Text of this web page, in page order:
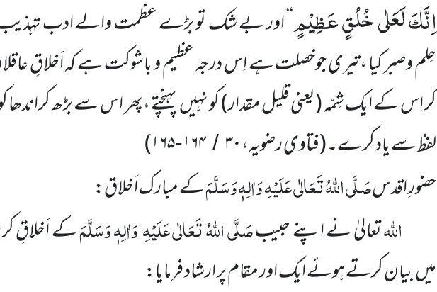
اِنَّكَ لَعَلٰى خُلُقٍ عَظِیْمٍ‘‘ اور بے شک تو بڑے عظمت والے ادب
حِلم وصبر کیا ،تیری جوخصلت ہے اِس درجہ عظیم و باشوکت ہے کہ اَخلاقِ
کر اس کے ایک شِمّہ(یعنی قلیل مقدار)کو نہیں پہنچتے ،پھر اس سے بڑھ کراندھا
لفظ سے یاد کرے۔(فتاوی رضویہ،۳۰ /۱۶۴-۱۶۵)
حضورِ اقدسصَلَّی اللّٰہُ تَعَالٰی عَلَیْہِوَاٰلِہٖ وَسَلَّمَکے مبارک اَخلاق:
اللّٰہتعالیٰ نے اپنے حبیبصَلَّی اللّٰہُ تَعَالٰی عَلَیْہِوَاٰلِہٖ وَسَلَّمَکے اَخلاقِ
میں بیان کرتے ہوئے ایک اور مقام پر ارشاد فرمایا: